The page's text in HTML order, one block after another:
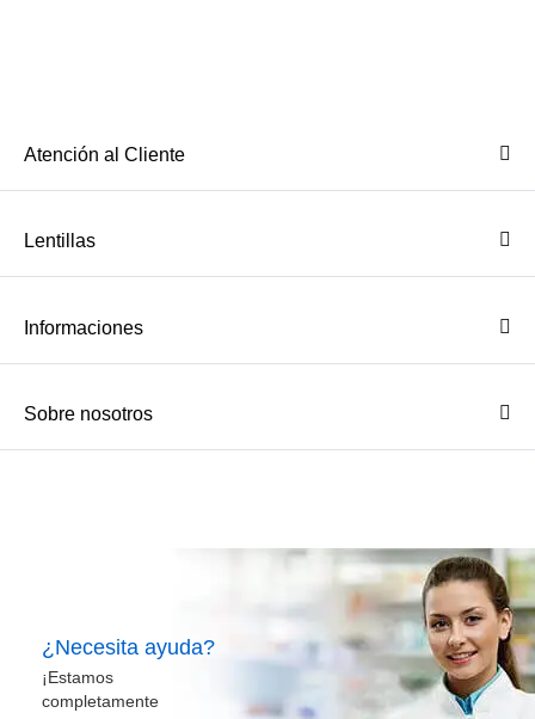
Atención al Cliente
Lentillas
Informaciones
Sobre nosotros
¿Necesita ayuda?
¡Estamos
completamente